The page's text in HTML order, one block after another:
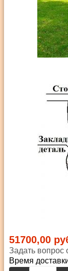
51700,00
Задать вопрос
Время